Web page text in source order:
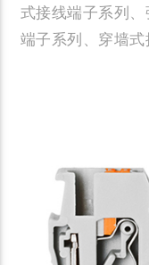
式接线端子系列
端子系列、穿墙